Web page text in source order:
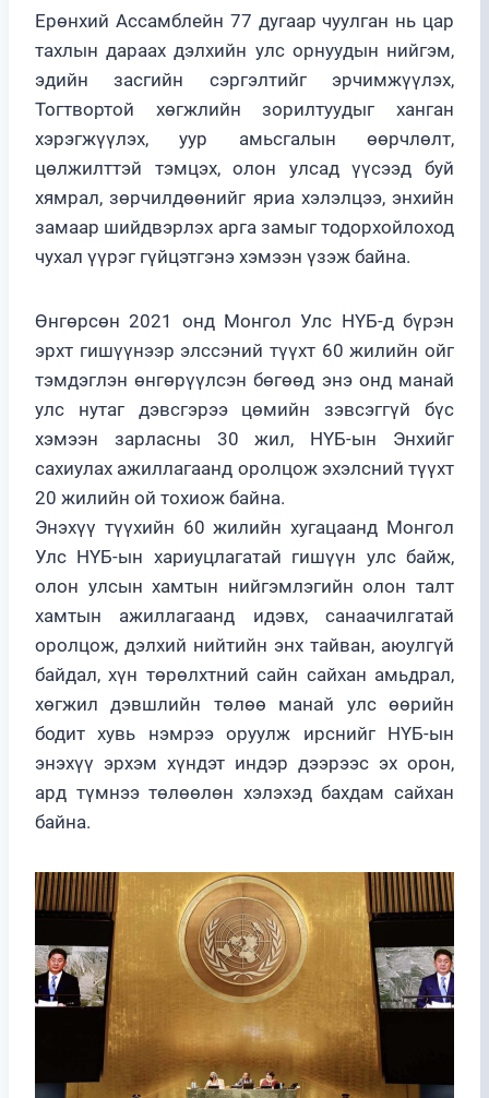
Ерөнхий Ассамблейн 77 дугаар чуулган нь цар
тахлын дараах дэлхийн улс орнуудын нийгэм,
эдийн засгийн сэргэлтийг эрчимжүүлэх,
Тогтвортой хөгжлийн зорилтуудыг ханган
хэрэгжүүлэх, уур амьсгалын өөрчлөлт,
цөлжилттэй тэмцэх, олон улсад үүсээд буй
хямрал, зөрчилдөөнийг яриа хэлэлцээ, энхийн
замаар шийдвэрлэх арга замыг тодорхойлоход
чухал үүрэг гүйцэтгэнэ хэмээн үзэж байна.
Өнгөрсөн 2021 онд Монгол Улс НҮБ-д бүрэн
эрхт гишүүнээр элссэний түүхт 60 жилийн ойг
тэмдэглэн өнгөрүүлсэн бөгөөд энэ онд манай
улс нутаг дэвсгэрээ цөмийн зэвсэггүй бүс
хэмээн зарласны 30 жил, НҮБ-ын Энхийг
сахиулах ажиллагаанд оролцож эхэлсний түүхт
20 жилийн ой тохиож байна.
Энэхүү түүхийн 60 жилийн хугацаанд Монгол
Улс НҮБ-ын хариуцлагатай гишүүн улс байж,
олон улсын хамтын нийгэмлэгийн олон талт
хамтын ажиллагаанд идэвх, санаачилгатай
оролцож, дэлхий нийтийн энх тайван, аюулгүй
байдал, хүн төрөлхтний сайн сайхан амьдрал,
хөгжил дэвшлийн төлөө манай улс өөрийн
бодит хувь нэмрээ оруулж ирснийг НҮБ-ын
энэхүү эрхэм хүндэт индэр дээрээс эх орон,
ард түмнээ төлөөлөн хэлэхэд бахдам сайхан
байна.